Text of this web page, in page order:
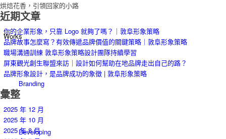
Works
Branding
Developing
烘焙花香，引領回家的小路
近期文章
你的企業形象，只靠 Logo 就夠了嗎？｜敦阜形象策略
品牌故事怎麼寫？有效傳遞品牌價值的關鍵策略｜敦阜形象策略
職場溝通訓練 敦阜形象策略設計團隊持續學習
屏東觀光創生聯盟來訪｜設計如何幫助在地品牌走出自己的路？
品牌形象設計，是品牌成功的象徵 | 敦阜形象策略
彙整
2025 年 12 月
2025 年 10 月
2025 年 8 月